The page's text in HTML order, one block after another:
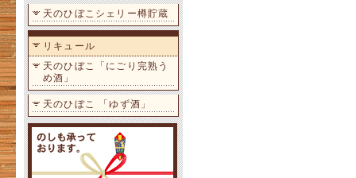
天のひぼこシェリー樽貯蔵
リキュール
天のひぼこ「にごり完熟う
め酒」
天のひぼこ 「ゆず酒」